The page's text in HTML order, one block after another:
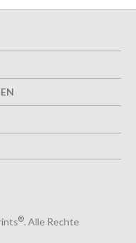
®. Alle Rechte